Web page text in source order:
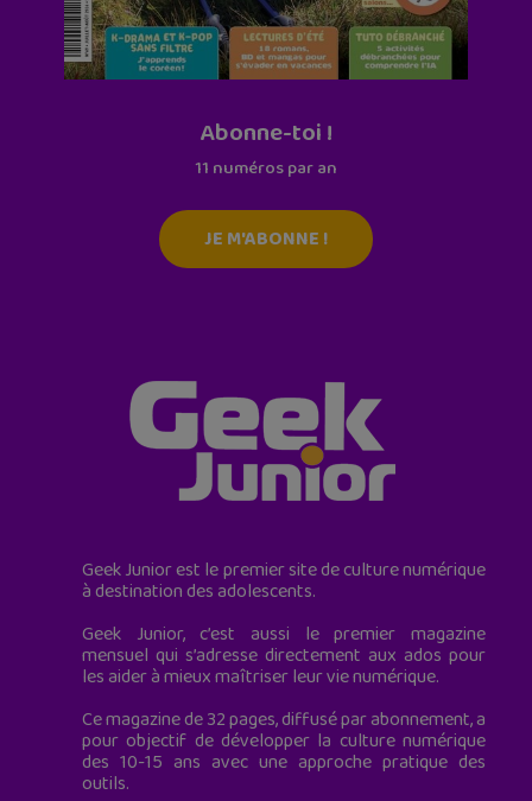
Abonne-toi !
11 numéros par an
JE M'ABONNE !
Geek Junior est le premier site de culture numérique
à destination des adolescents.
Geek Junior, c’est aussi le premier magazine
mensuel qui s’adresse directement aux ados pour
les aider à mieux maîtriser leur vie numérique.
Ce magazine de 32 pages, diffusé par abonnement, a
pour objectif de développer la culture numérique
des 10-15 ans avec une approche pratique des
outils.